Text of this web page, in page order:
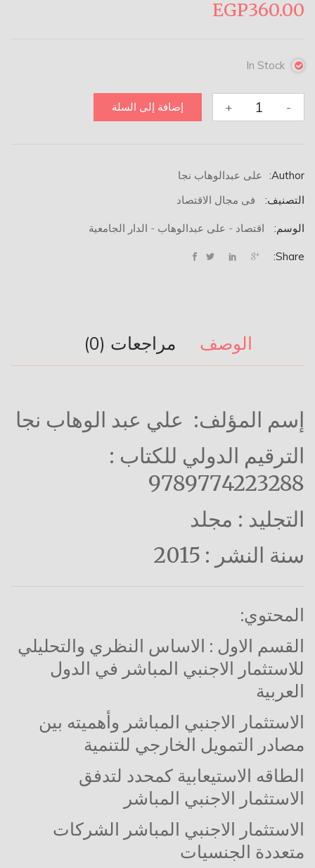
EGP360.00
In Stock
+
الاستثمار
- إضافة إلى السلة
Author:
على عبدالوهاب نجا
التصنيف:
فى مجال الاقتصاد
الوسم: اقتصاد - على عبدالوهاب - الدار الجامعية
Share:
الوصف مراجعات (0)
إسم المؤلف: علي عبد الوهاب نجا
الترقيم الدولي للكتاب :
9789774223288
التجليد : مجلد
سنة النشر : 2015
المحتوي:
القسم الاول : الاساس النظري والتحليلي
للاستثمار الاجنبي المباشر في الدول
العربية
الاستثمار الاجنبي المباشر وأهميته بين
مصادر التمويل الخارجي للتنمية
الطاقه الاستيعابية كمحدد لتدفق
الاستثمار الاجنبي المباشر
الاستثمار الاجنبي المباشر الشركات
متعددة الجنسيات